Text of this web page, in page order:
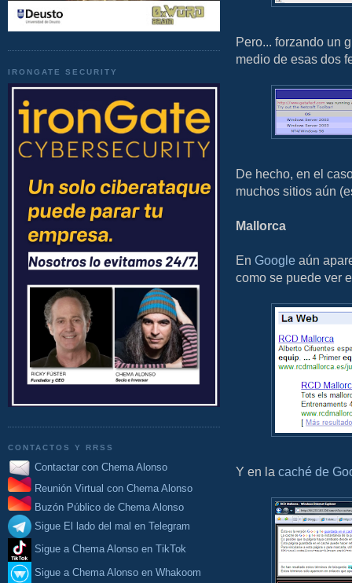
IRONGATE SECURITY
CONTACTOS Y RRSS
Contactar con Chema Alonso
Reunión Virtual con Chema Alonso
Buzón Público de Chema Alonso
Sigue El lado del mal en Telegram
Sigue a Chema Alonso en TikTok
Sigue a Chema Alonso en Whakoom
Pero... forzando un
medio de esas dos
De hecho, en el
muchos sitios aún
Mallorca
En Google aún
como se puede ver
Y en la caché de